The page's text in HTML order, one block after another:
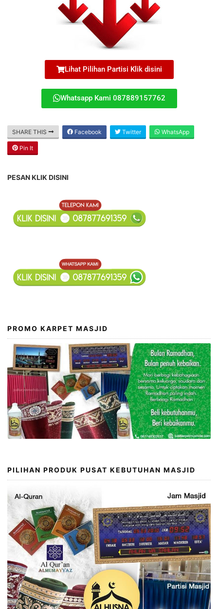
Lihat Pilihan Partisi Klik disini
Whatsapp Kami 087889157762
SHARE THIS Facebook Twitter WhatsApp
Pin It
PESAN KLIK DISINI
PROMO KARPET MASJID
PILIHAN PRODUK PUSAT KEBUTUHAN MASJID